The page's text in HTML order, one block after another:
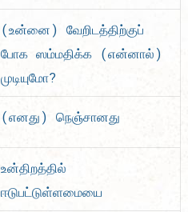
(உன்னை) வேறிடத்திற்குப்
போக ஸம்மதிக்க (என்னால்)
முடியுமோ?
(எனது) நெஞ்சானது
உன்திறத்தில்
ஈடுபட்டுள்ளமையை